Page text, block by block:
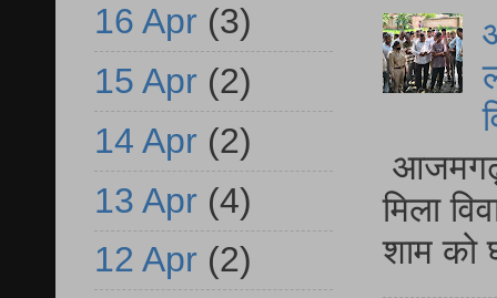
आजमगढ़
मिला
शाम को
16 Apr (3)
15 Apr (2)
14 Apr (2)
13 Apr (4)
12 Apr (2)